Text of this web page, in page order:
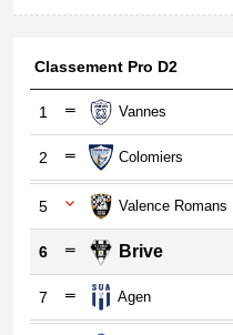
Classement Pro D2
1 Vannes
2 Colomiers
5 Valence Romans
6 Brive
7 Agen